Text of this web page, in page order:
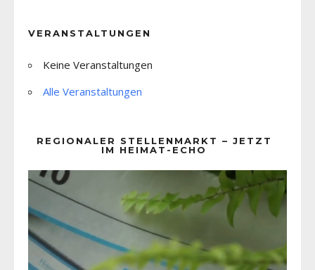
VERANSTALTUNGEN
Keine Veranstaltungen
Alle Veranstaltungen
REGIONALER STELLENMARKT – JETZT
IM HEIMAT-ECHO
Player